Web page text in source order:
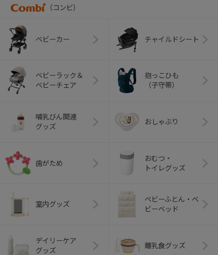
（コンビ）
ベビーカー チャイルドシート
ベビーラック＆
ベビーチェア
抱っこひも
（子守帯）
哺乳びん関連
グッズ
おしゃぶり
歯がため
おむつ・
トイレグッズ
室内グッズ
ベビーふとん・ベ
ビーベッド
デイリーケア
グッズ
離乳食グッズ